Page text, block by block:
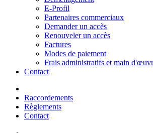
E-Profil
Partenaires commerciaux
Demander un accès
Renouveler un accès
Factures
Modes de paiement
Frais administratifs et main
Contact
Raccordements
Règlements
Contact